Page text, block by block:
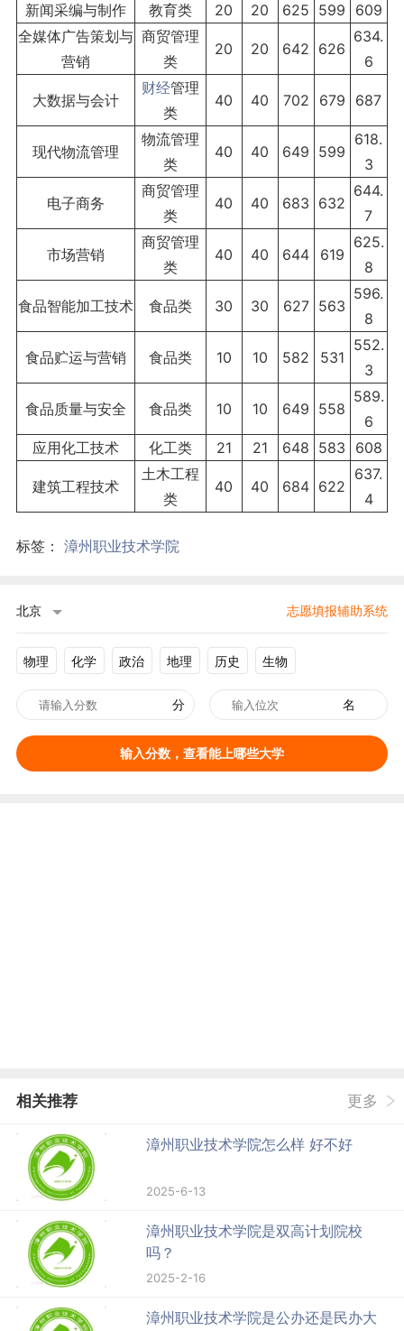
新闻采编与制作
教育类 20 20 625 599
609
全媒体广告策划与
营销
商贸管理
类
20 20 642 626
634.
6
大数据与会计
财经管理
类
40 40 702 679 687
现代物流管理
物流管理
类
40 40 649 599
618.
3
电子商务
商贸管理
类
40 40 683 632
644.
7
市场营销
商贸管理
类
40 40 644 619
625.
8
食品智能加工技术 食品类 30 30 627 563
596.
8
食品贮运与营销 食品类 10 10 582 531
552.
3
食品质量与安全 食品类 10 10 649 558
589.
6
应用化工技术
化工类 21 21 648 583 608
建筑工程技术
土木工程
类
40 40 684 622
637.
4
标签： 漳州职业技术学院
北京 志愿填报辅助系统
物理 化学 政治 地理 历史 生物
分 名
输入分数，查看能上哪些大学
相关推荐 更多
漳州职业技术学院怎么样 好不好
2025-6-13
漳州职业技术学院是双高计划院校
吗？
2025-2-16
漳州职业技术学院是公办还是民办大